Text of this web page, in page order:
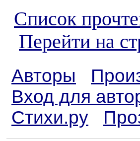
Список
Перейти на
Авторы
Вход для
Стихи.ру